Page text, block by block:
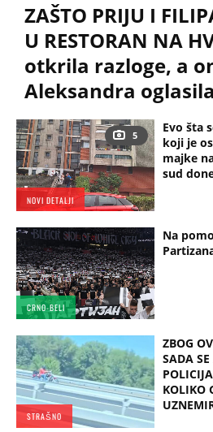
ZAŠTO PRIJU I
U RESTORAN NA
otkrila razloge, a
Aleksandra oglasila
5
NOVI DETALJI
Evo šta
koji je
majke
sud
CRNO-BELI
Na
STRAŠNO
ZBOG
SADA
KOLIKO